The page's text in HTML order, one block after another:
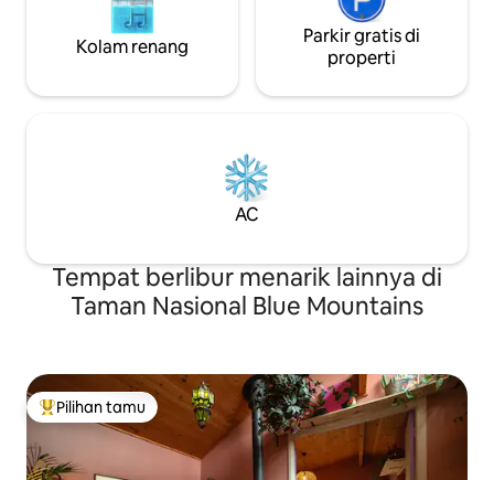
Kolam renang
Parkir gratis di
properti
AC
Tempat berlibur menarik lainnya di
Taman Nasional Blue Mountains
Pilihan tamu terpopuler
Pilihan tamu